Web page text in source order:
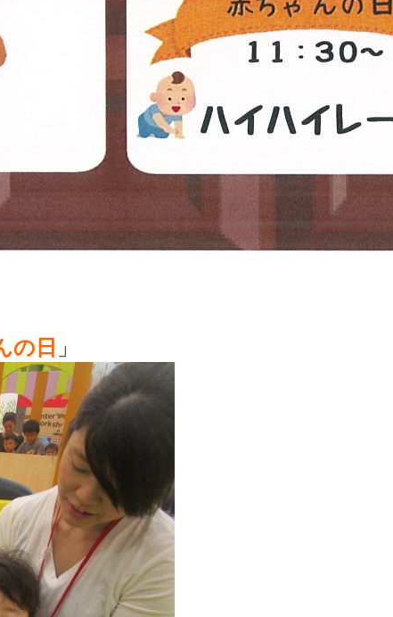
の日 」